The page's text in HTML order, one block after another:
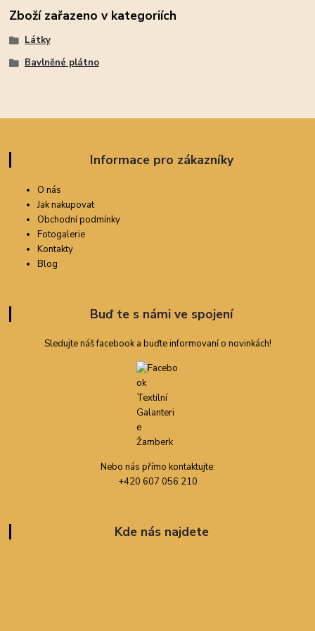
Zboží zařazeno v kategoriích
Látky
Bavlněné plátno
Informace pro zákazníky
O nás
Jak nakupovat
Obchodní podmínky
Fotogalerie
Kontakty
Blog
Buď te s námi ve spojení
Sledujte náš facebook a buďte informovaní o novinkách!
Nebo nás přímo kontaktujte:
+420 607 056 210
Kde nás najdete